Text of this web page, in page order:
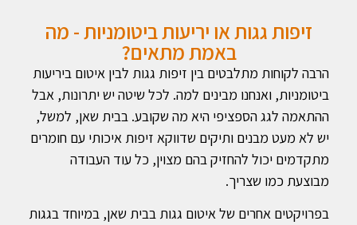
זיפות גגות או יריעות ביטומניות - מה
באמת מתאים?
הרבה לקוחות מתלבטים בין זיפות גגות לבין איטום ביריעות
ביטומניות, ואנחנו מבינים למה. לכל שיטה יש יתרונות, אבל
ההתאמה לגג הספציפי היא מה שקובע. בבית שאן, למשל,
יש לא מעט מבנים ותיקים שדווקא זיפות איכותי עם חומרים
מתקדמים יכול להחזיק בהם מצוין, כל עוד העבודה
מבוצעת כמו שצריך.
בפרויקטים אחרים של איטום גגות בבית שאן, במיוחד בגגות